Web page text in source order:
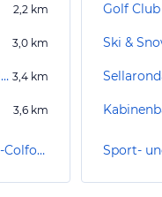
2,2 km
3,0 km
Pfarrkirche Hl. Katharina von Alexandrien 3,4 km
3,6 km
Sehenswürdigkeiten in Corvara-Colfosco
Golf